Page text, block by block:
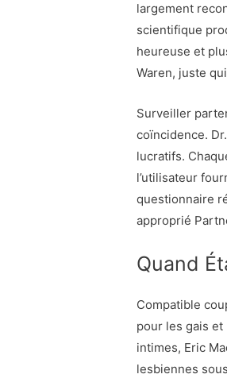
largement
scientifique
heureuse et
Waren, juste
Surveiller
coïncidence.
lucratifs.
l’utilisateur
questionnaire
approprié
Quand
Compatible
pour les gais
intimes, Eric
lesbiennes